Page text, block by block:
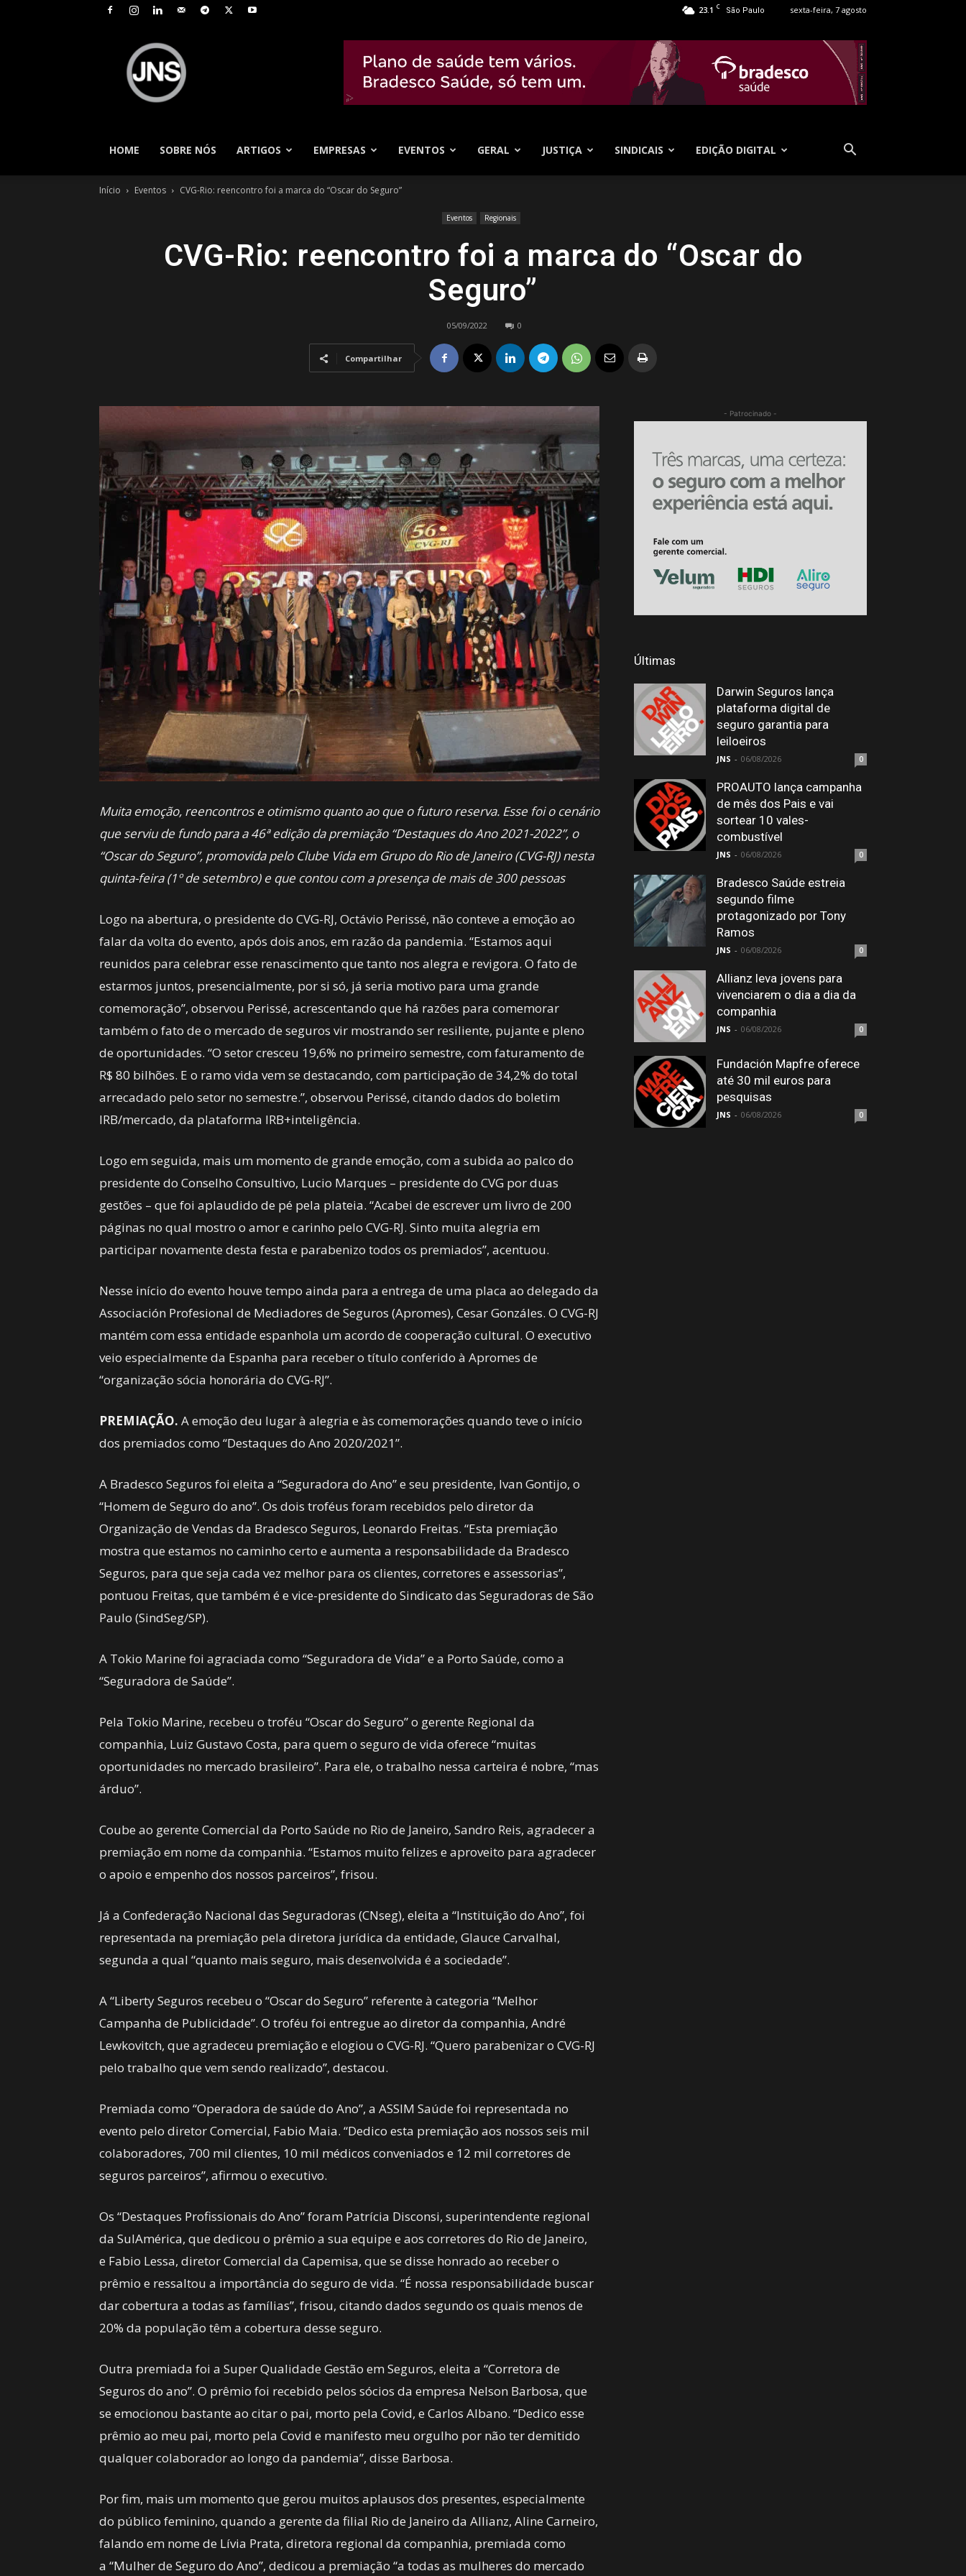
23.1 C São Paulo sexta-feira, 7 agosto
HOME
SOBRE NÓS ARTIGOS EMPRESAS EVENTOS GERAL JUSTIÇA SINDICAIS EDIÇÃO DIGITAL
Início Eventos CVG-Rio: reencontro foi a marca do “Oscar do Seguro”
Eventos Regionais
CVG-Rio: reencontro foi a marca do “Oscar do
Seguro”
05/09/2022 0
Compartilhar
Muita emoção, reencontros e otimismo quanto ao que o futuro reserva. Esse foi o cenário
que serviu de fundo para a 46ª edição da premiação “Destaques do Ano 2021-2022”, o
“Oscar do Seguro”, promovida pelo Clube Vida em Grupo do Rio de Janeiro (CVG-RJ) nesta
quinta-feira (1º de setembro) e que contou com a presença de mais de 300 pessoas
Logo na abertura, o presidente do CVG-RJ, Octávio Perissé, não conteve a emoção ao
falar da volta do evento, após dois anos, em razão da pandemia. “Estamos aqui
reunidos para celebrar esse renascimento que tanto nos alegra e revigora. O fato de
estarmos juntos, presencialmente, por si só, já seria motivo para uma grande
comemoração”, observou Perissé, acrescentando que há razões para comemorar
também o fato de o mercado de seguros vir mostrando ser resiliente, pujante e pleno
de oportunidades. “O setor cresceu 19,6% no primeiro semestre, com faturamento de
R$ 80 bilhões. E o ramo vida vem se destacando, com participação de 34,2% do total
arrecadado pelo setor no semestre.”, observou Perissé, citando dados do boletim
IRB/mercado, da plataforma IRB+inteligência.
Logo em seguida, mais um momento de grande emoção, com a subida ao palco do
presidente do Conselho Consultivo, Lucio Marques – presidente do CVG por duas
gestões – que foi aplaudido de pé pela plateia. “Acabei de escrever um livro de 200
páginas no qual mostro o amor e carinho pelo CVG-RJ. Sinto muita alegria em
participar novamente desta festa e parabenizo todos os premiados”, acentuou.
Nesse início do evento houve tempo ainda para a entrega de uma placa ao delegado da
Associación Profesional de Mediadores de Seguros (Apromes), Cesar Gonzáles. O CVG-RJ
mantém com essa entidade espanhola um acordo de cooperação cultural. O executivo
veio especialmente da Espanha para receber o título conferido à Apromes de
“organização sócia honorária do CVG-RJ”.
PREMIAÇÃO. A emoção deu lugar à alegria e às comemorações quando teve o início
dos premiados como “Destaques do Ano 2020/2021”.
A Bradesco Seguros foi eleita a “Seguradora do Ano” e seu presidente, Ivan Gontijo, o
“Homem de Seguro do ano”. Os dois troféus foram recebidos pelo diretor da
Organização de Vendas da Bradesco Seguros, Leonardo Freitas. “Esta premiação
mostra que estamos no caminho certo e aumenta a responsabilidade da Bradesco
Seguros, para que seja cada vez melhor para os clientes, corretores e assessorias”,
pontuou Freitas, que também é e vice-presidente do Sindicato das Seguradoras de São
Paulo (SindSeg/SP).
A Tokio Marine foi agraciada como “Seguradora de Vida” e a Porto Saúde, como a
“Seguradora de Saúde”.
Pela Tokio Marine, recebeu o troféu “Oscar do Seguro” o gerente Regional da
companhia, Luiz Gustavo Costa, para quem o seguro de vida oferece “muitas
oportunidades no mercado brasileiro”. Para ele, o trabalho nessa carteira é nobre, “mas
árduo”.
Coube ao gerente Comercial da Porto Saúde no Rio de Janeiro, Sandro Reis, agradecer a
premiação em nome da companhia. “Estamos muito felizes e aproveito para agradecer
o apoio e empenho dos nossos parceiros”, frisou.
Já a Confederação Nacional das Seguradoras (CNseg), eleita a “Instituição do Ano”, foi
representada na premiação pela diretora jurídica da entidade, Glauce Carvalhal,
segunda a qual “quanto mais seguro, mais desenvolvida é a sociedade”.
A “Liberty Seguros recebeu o “Oscar do Seguro” referente à categoria “Melhor
Campanha de Publicidade”. O troféu foi entregue ao diretor da companhia, André
Lewkovitch, que agradeceu premiação e elogiou o CVG-RJ. “Quero parabenizar o CVG-RJ
pelo trabalho que vem sendo realizado”, destacou.
Premiada como “Operadora de saúde do Ano”, a ASSIM Saúde foi representada no
evento pelo diretor Comercial, Fabio Maia. “Dedico esta premiação aos nossos seis mil
colaboradores, 700 mil clientes, 10 mil médicos conveniados e 12 mil corretores de
seguros parceiros”, afirmou o executivo.
Os “Destaques Profissionais do Ano” foram Patrícia Disconsi, superintendente regional
da SulAmérica, que dedicou o prêmio a sua equipe e aos corretores do Rio de Janeiro,
e Fabio Lessa, diretor Comercial da Capemisa, que se disse honrado ao receber o
prêmio e ressaltou a importância do seguro de vida. “É nossa responsabilidade buscar
dar cobertura a todas as famílias”, frisou, citando dados segundo os quais menos de
20% da população têm a cobertura desse seguro.
Outra premiada foi a Super Qualidade Gestão em Seguros, eleita a “Corretora de
Seguros do ano”. O prêmio foi recebido pelos sócios da empresa Nelson Barbosa, que
se emocionou bastante ao citar o pai, morto pela Covid, e Carlos Albano. “Dedico esse
prêmio ao meu pai, morto pela Covid e manifesto meu orgulho por não ter demitido
qualquer colaborador ao longo da pandemia”, disse Barbosa.
Por fim, mais um momento que gerou muitos aplausos dos presentes, especialmente
do público feminino, quando a gerente da filial Rio de Janeiro da Allianz, Aline Carneiro,
falando em nome de Lívia Prata, diretora regional da companhia, premiada como
a “Mulher de Seguro do Ano”, dedicou a premiação “a todas as mulheres do mercado
- Patrocinado -
Últimas
Darwin Seguros lança
plataforma digital de
seguro garantia para
leiloeiros
JNS - 06/08/2026 0
PROAUTO lança campanha
de mês dos Pais e vai
sortear 10 vales-
combustível
JNS - 06/08/2026 0
Bradesco Saúde estreia
segundo filme
protagonizado por Tony
Ramos
JNS - 06/08/2026 0
Allianz leva jovens para
vivenciarem o dia a dia da
companhia
JNS - 06/08/2026 0
Fundación Mapfre oferece
até 30 mil euros para
pesquisas
JNS - 06/08/2026 0